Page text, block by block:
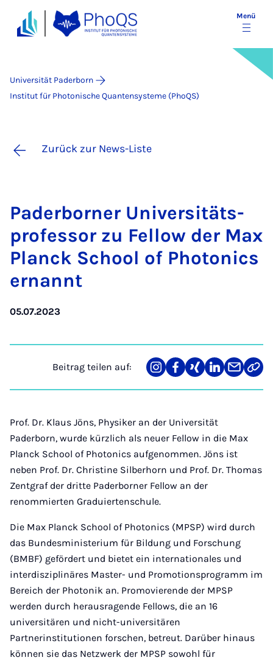
Menü
Universität Paderborn
Institut für Photonische Quantensysteme (PhoQS)
Zurück zur News-Liste
Pa­der­bor­ner Uni­ver­si­täts­
pro­fes­sor zu Fel­low der Max
Planck School of Pho­to­nics
er­nannt
05.07.2023
Beitrag teilen auf:
Teilen
auf
Teilen
auf
Teilen
auf
Teilen
auf
Teilen
über
Link
Prof. Dr. Klaus Jöns, Physiker an der Universität
Paderborn, wurde kürzlich als neuer Fellow in die Max
Planck School of Photonics aufgenommen. Jöns ist
neben Prof. Dr. Christine Silberhorn und Prof. Dr. Thomas
Zentgraf der dritte Paderborner Fellow an der
renommierten Graduiertenschule.
Die Max Planck School of Photonics (MPSP) wird durch
das Bundesministerium für Bildung und Forschung
(BMBF) gefördert und bietet ein internationales und
interdisziplinäres Master- und Promotionsprogramm im
Bereich der Photonik an. Promovierende der MPSP
werden durch herausragende Fellows, die an 16
universitären und nicht-universitären
Partnerinstitutionen forschen, betreut. Darüber hinaus
können sie das Netzwerk der MPSP sowohl für